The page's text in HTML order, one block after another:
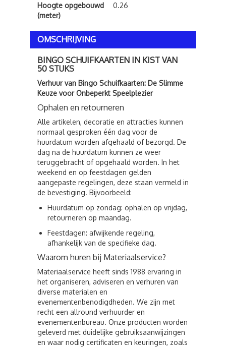
Hoogte opgebouwd
(meter)
0.26
OMSCHRIJVING
BINGO SCHUIFKAARTEN IN KIST VAN
50 STUKS
Verhuur van Bingo Schuifkaarten: De Slimme
Keuze voor Onbeperkt Speelplezier
Ophalen en retourneren
Alle artikelen, decoratie en attracties kunnen
normaal gesproken één dag voor de
huurdatum worden afgehaald of bezorgd. De
dag na de huurdatum kunnen ze weer
teruggebracht of opgehaald worden. In het
weekend en op feestdagen gelden
aangepaste regelingen, deze staan vermeld in
de bevestiging. Bijvoorbeeld:
Huurdatum op zondag: ophalen op vrijdag,
retourneren op maandag.
Feestdagen: afwijkende regeling,
afhankelijk van de specifieke dag.
Waarom huren bij Materiaalservice?
Materiaalservice heeft sinds 1988 ervaring in
het organiseren, adviseren en verhuren van
diverse materialen en
evenementenbenodigdheden. We zijn met
recht een allround verhuurder en
evenementenbureau. Onze producten worden
geleverd met duidelijke gebruiksaanwijzingen
en waar nodig certificaten en keuringen, zoals